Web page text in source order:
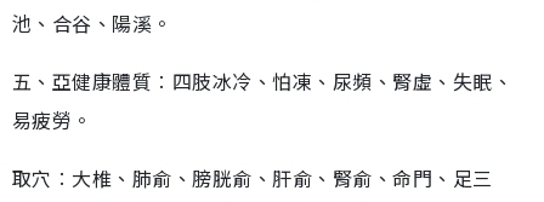
池、合谷、陽溪。
五、亞健康體質︰四肢冰冷、怕凍、尿頻、腎虛、失眠、
易疲勞。
取穴︰大椎、肺俞、膀胱俞、肝俞、腎俞、命門、足三